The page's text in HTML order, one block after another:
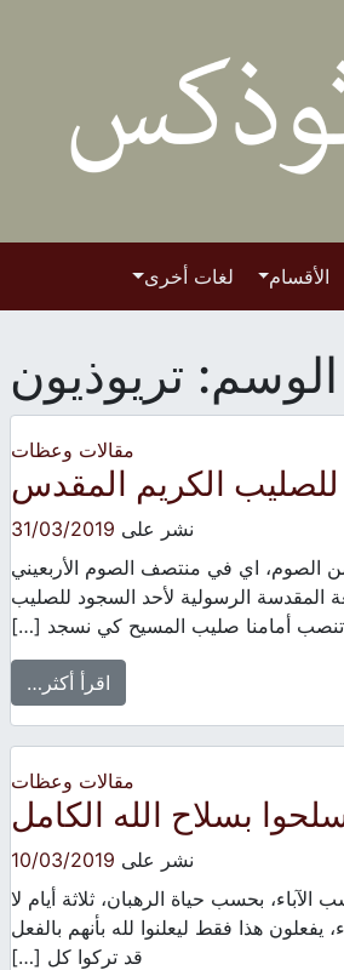
الأقسام لغات أخرى
الوسم: تريوذيون
مقالات وعظات
الكريم المقدس
نشر على 31/03/2019
الصوم، اي في منتصف الصوم الأربعيني
المقدسة الرسولية لأحد السجود للصليب
أمامنا صليب المسيح كي نسجد […]
اقرأ أكثر…
مقالات وعظات
بسلاح الله الكامل
نشر على 10/03/2019
بحسب حياة الرهبان، ثلاثة أيام لا
يفعلون هذا فقط ليعلنوا لله بأنهم بالفعل
قد تركوا كل […]